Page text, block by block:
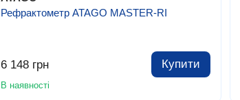
Рефрактометр ATAGO MASTER-RI
6 148 грн Купити
В наявності